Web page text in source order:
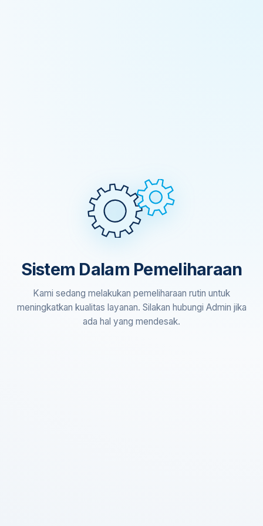
Sistem Dalam Pemeliharaan
Kami sedang melakukan pemeliharaan rutin untuk
meningkatkan kualitas layanan. Silakan hubungi Admin jika
ada hal yang mendesak.